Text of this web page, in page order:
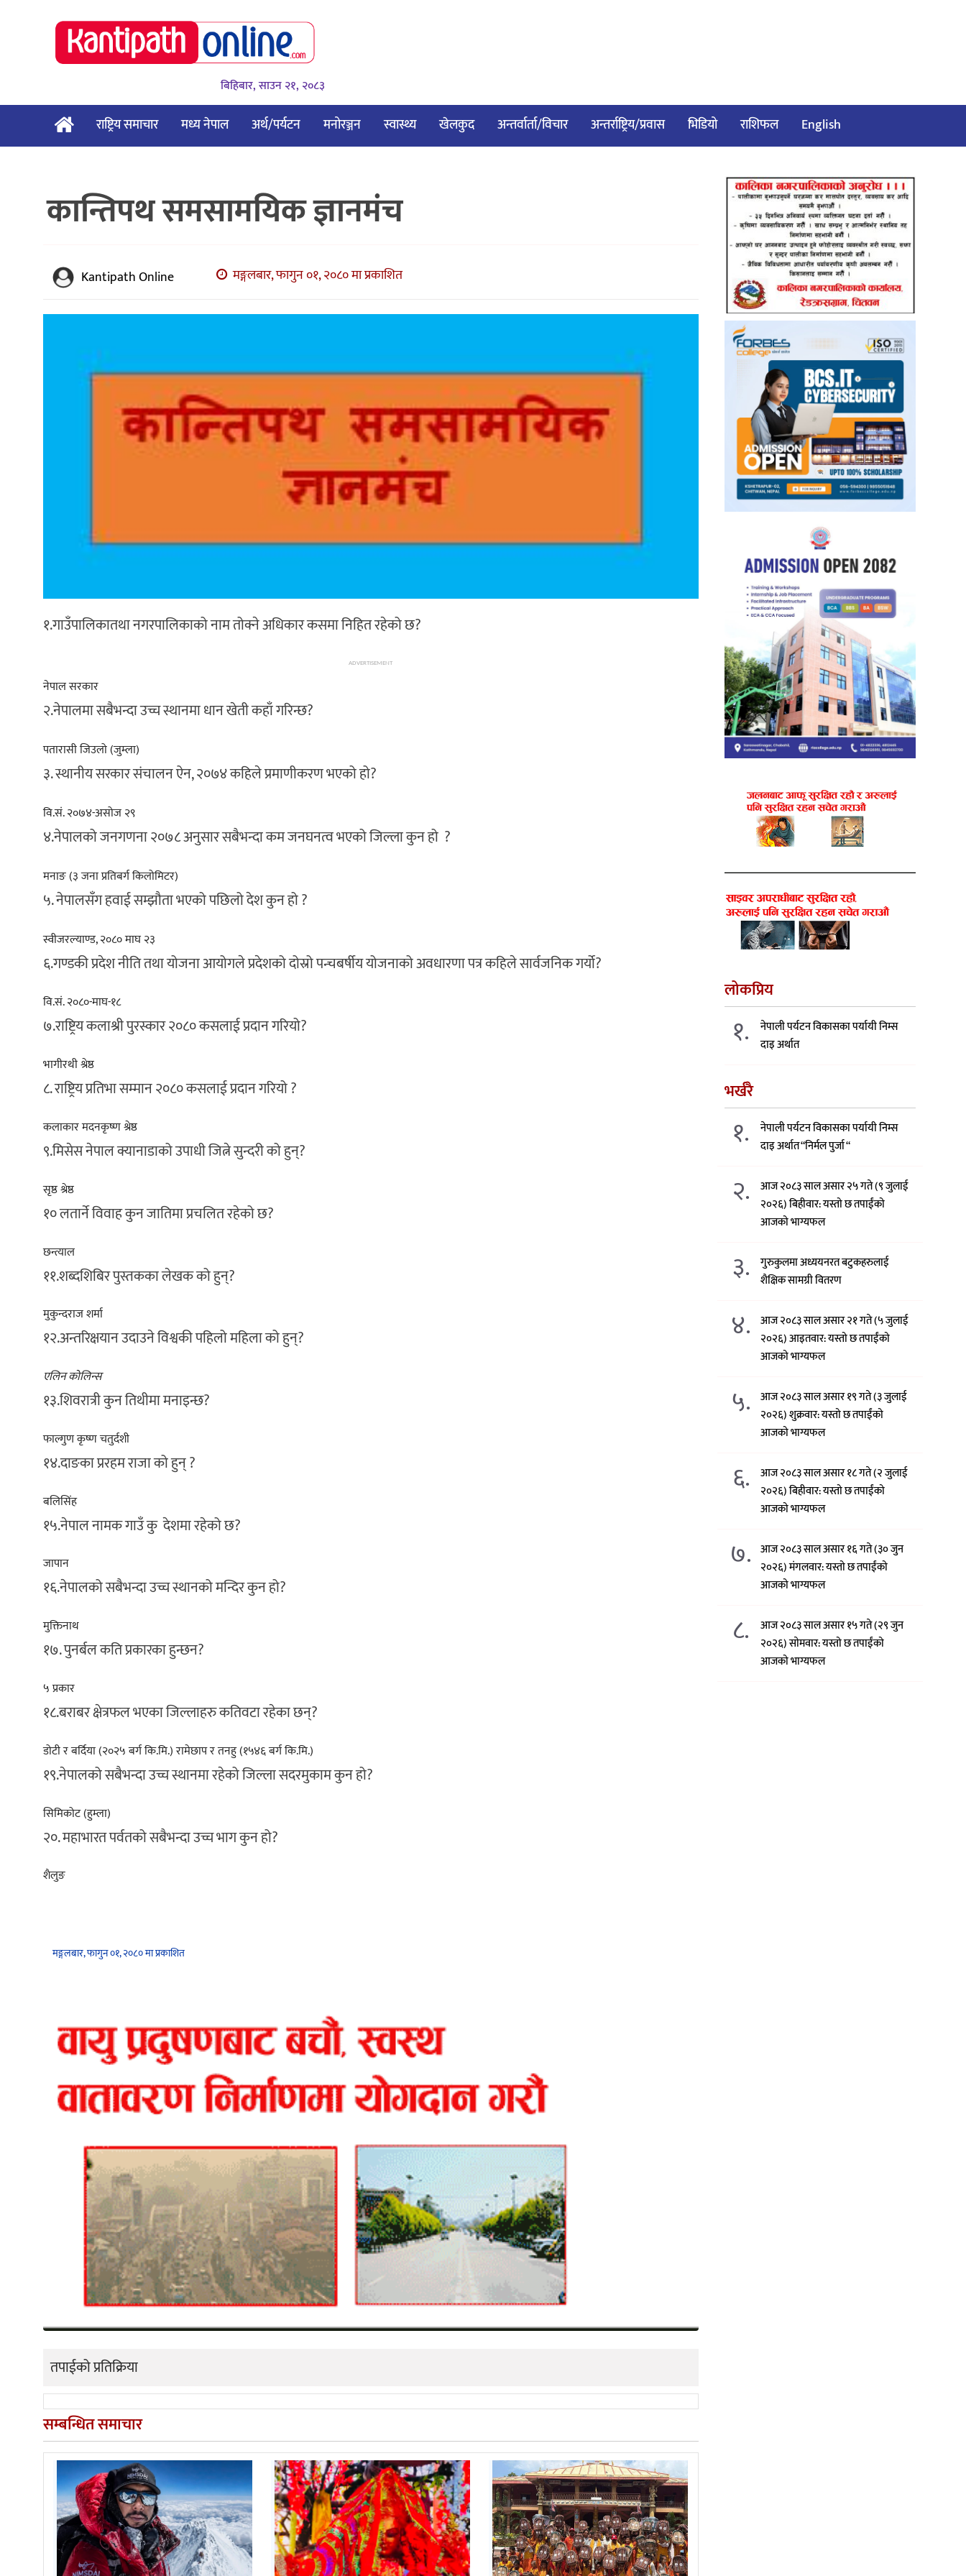
बिहिबार, साउन २१, २०८३
राष्ट्रिय समाचार मध्य नेपाल अर्थ/पर्यटन मनोरञ्जन स्वास्थ्य खेलकुद अन्तर्वार्ता/विचार अन्तर्राष्ट्रिय/प्रवास भिडियो राशिफल English
कान्तिपथ समसामयिक ज्ञानमंच
Kantipath Online मङ्गलबार, फागुन ०१, २०८० मा प्रकाशित
१.गाउँपालिकातथा नगरपालिकाको नाम तोक्ने अधिकार कसमा निहित रहेको छ?
ADVERTISEMENT
नेपाल सरकार
२.नेपालमा सबैभन्दा उच्च स्थानमा धान खेती कहाँ गरिन्छ?
पतारासी जिउलो (जुम्ला)
३. स्थानीय सरकार संचालन ऐन, २०७४ कहिले प्रमाणीकरण भएको हो?
वि.सं. २०७४-असोज २९
४.नेपालको जनगणना २०७८ अनुसार सबैभन्दा कम जनघनत्व भएको जिल्ला कुन हो ?
मनाङ (३ जना प्रतिबर्ग किलोमिटर)
५. नेपालसँग हवाई सम्झौता भएको पछिलो देश कुन हो ?
स्वीजरल्याण्ड, २०८० माघ २३
६.गण्डकी प्रदेश नीति तथा योजना आयोगले प्रदेशको दोस्रो पन्चबर्षीय योजनाको अवधारणा पत्र कहिले सार्वजनिक गर्यो?
वि.सं. २०८०-माघ-१८
७.राष्ट्रिय कलाश्री पुरस्कार २०८० कसलाई प्रदान गरियो?
भागीरथी श्रेष्ठ
८. राष्ट्रिय प्रतिभा सम्मान २०८० कसलाई प्रदान गरियो ?
कलाकार मदनकृष्ण श्रेष्ठ
९.मिसेस नेपाल क्यानाडाको उपाधी जित्ने सुन्दरी को हुन्?
सृष्ठ श्रेष्ठ
१० लतार्ने विवाह कुन जातिमा प्रचलित रहेको छ?
छन्त्याल
११.शब्दशिबिर पुस्तकका लेखक को हुन्?
मुकुन्दराज शर्मा
१२.अन्तरिक्षयान उदाउने विश्वकी पहिलो महिला को हुन्?
एलिन कोलिन्स
१३.शिवरात्री कुन तिथीमा मनाइन्छ?
फाल्गुण कृष्ण चतुर्दशी
१४.दाङका प्ररहम राजा को हुन् ?
बलिसिंह
१५.नेपाल नामक गाउँ कु देशमा रहेको छ?
जापान
१६.नेपालको सबैभन्दा उच्च स्थानको मन्दिर कुन हो?
मुक्तिनाथ
१७. पुनर्बल कति प्रकारका हुन्छन?
५ प्रकार
१८.बराबर क्षेत्रफल भएका जिल्लाहरु कतिवटा रहेका छन्?
डोटी र बर्दिया (२०२५ बर्ग कि.मि.) रामेछाप र तनहु (१५४६ बर्ग कि.मि.)
१९.नेपालको सबैभन्दा उच्च स्थानमा रहेको जिल्ला सदरमुकाम कुन हो?
सिमिकोट (हुम्ला)
२०. महाभारत पर्वतको सबैभन्दा उच्च भाग कुन हो?
शैलुङ
मङ्गलबार, फागुन ०१, २०८० मा प्रकाशित
तपाईको प्रतिक्रिया
सम्बन्धित समाचार
लोकप्रिय
१.
नेपाली पर्यटन विकासका पर्यायी निम्स
दाइ अर्थात
भर्खरै
१.
नेपाली पर्यटन विकासका पर्यायी निम्स
दाइ अर्थात “निर्मल पुर्जा “
२.
आज २०८३ साल असार २५ गते (९ जुलाई
२०२६) बिहीवार: यस्तो छ तपाईंको
आजको भाग्यफल
३.
गुरुकुलमा अध्ययनरत बटुकहरुलाई
शैक्षिक सामग्री वितरण
४.
आज २०८३ साल असार २१ गते (५ जुलाई
२०२६) आइतवार: यस्तो छ तपाईंको
आजको भाग्यफल
५.
आज २०८३ साल असार १९ गते (३ जुलाई
२०२६) शुक्रवार: यस्तो छ तपाईंको
आजको भाग्यफल
६.
आज २०८३ साल असार १८ गते (२ जुलाई
२०२६) बिहीवार: यस्तो छ तपाईंको
आजको भाग्यफल
७. आज २०८३ साल असार १६ गते (३० जुन
२०२६) मंगलवार: यस्तो छ तपाईंको
आजको भाग्यफल
८.
आज २०८३ साल असार १५ गते (२९ जुन
२०२६) साेमवार: यस्तो छ तपाईंको
आजको भाग्यफल